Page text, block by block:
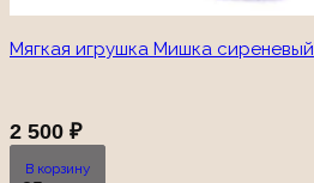
Мягкая игрушка Мишка сиреневый
2 500 ₽
В корзину